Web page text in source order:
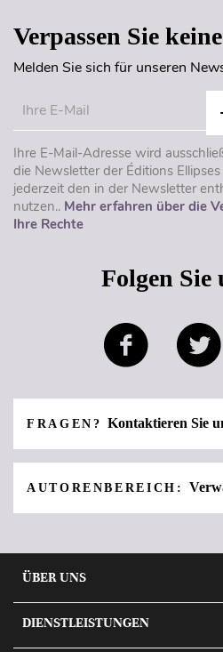
Verpassen Sie
Melden Sie sich für unseren
Ihre E-Mail-Adresse wird
die Newsletter der Éditions
jederzeit den in der Newsletter
nutzen.. Mehr erfahren über die
Ihre Rechte
Folgen Sie
FRAGEN?Kontaktieren Sie
AUTORENBEREICH:
ÜBER UNS
DIENSTLEISTUNGEN